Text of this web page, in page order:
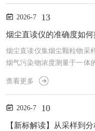
极发生化学反应，产生与气
则利用气体在催化剂表面燃
2026-7 13
烟尘直读仪的准确度如
烟尘直读仪集烟尘颗粒物采
烟气污染物浓度测量于一体
尘烟气排放浓度、排放总量
标定：基础保障1.零点与量
灵敏度设备，需额外注入低
限。-多点标定法：至少选
查看更多
2026-7 10